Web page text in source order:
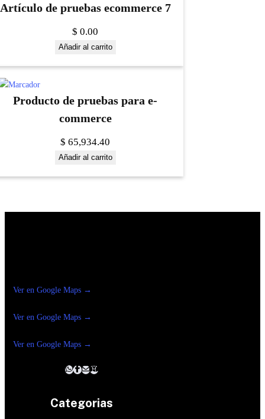
Artículo de pruebas ecommerce 7
$ 0.00
Añadir al carrito
Producto de pruebas para e-
commerce
$ 65,934.40
Añadir al carrito
Ver en Google Maps →
Ver en Google Maps →
Ver en Google Maps →
Categorias